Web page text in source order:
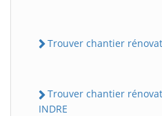
Trouver chantier
Trouver chantier
INDRE